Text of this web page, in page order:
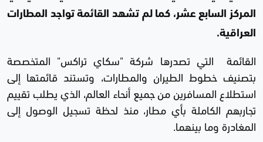
المركز السابع عشر، كما لم تشهد القائمة تواجد المطارات
العراقية.
القائمة التي تصدرها شركة "سكاي تراكس" المتخصصة
بتصنيف خطوط الطيران والمطارات، وتستند قائمتها إلى
استطلاع المسافرين من جميع أنحاء العالم، الذي يطلب تقييم
تجاربهم الكاملة بأي مطار، منذ لحظة تسجيل الوصول إلى
المغادرة وما بينهما.